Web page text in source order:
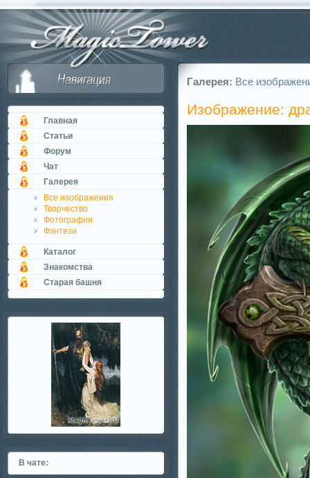
Главная
Статьи
Форум
Чат
Галерея
Все изображения
Творчество
Фотографии
Фэнтези
Каталог
Знакомства
Старая башня
В чате:
Галерея: Все
Изображение: